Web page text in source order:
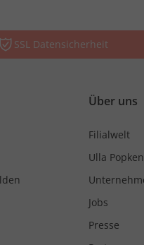
SSL Datensicherheit
Über uns
Filialwelt
Ulla
Jobs
Presse